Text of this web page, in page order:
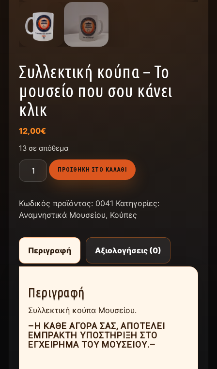
Συλλεκτική κούπα – Το
μουσείο που σου κάνει
κλικ
12,00€
13 σε απόθεμα
ΠΡΟΣΘΉΚΗ ΣΤΟ ΚΑΛΆΘΙ
Κωδικός προϊόντος: 0041 Κατηγορίες:
Αναμνηστικά Μουσείου, Κούπες
Περιγραφή Αξιολογήσεις (0)
Περιγραφή
Συλλεκτική κούπα Μουσείου.
–Η ΚΆΘΕ ΑΓΟΡΆ ΣΑΣ, ΑΠΟΤΕΛΕΊ
ΈΜΠΡΑΚΤΗ ΥΠΟΣΤΉΡΙΞΗ ΣΤΟ
ΕΓΧΕΊΡΗΜΑ ΤΟΥ ΜΟΥΣΕΊΟΥ.–